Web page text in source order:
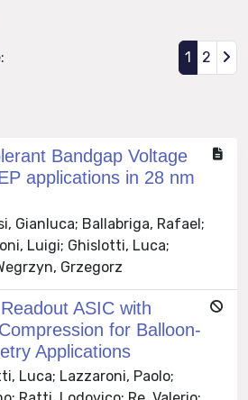
1 2
Bandgap Voltage
applications in 28 nm
Gianluca; Ballabriga, Rafael;
Luigi; Ghislotti, Luca;
Grzegorz
ASIC with
for Balloon-
Applications
Luca; Lazzaroni, Paolo;